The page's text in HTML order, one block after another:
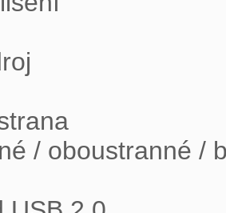
/ oboustranné /